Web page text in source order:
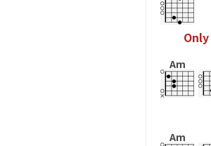
Only
Am
Am